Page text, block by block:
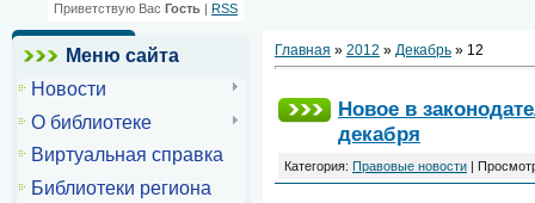
Приветствую Вас Гость | RSS
Меню сайта
Новости
О библиотеке
Виртуальная справка
Библиотеки региона
Главная » 2012 » Декабрь » 12
Новое в
декабря
Категория: Правовые новости |